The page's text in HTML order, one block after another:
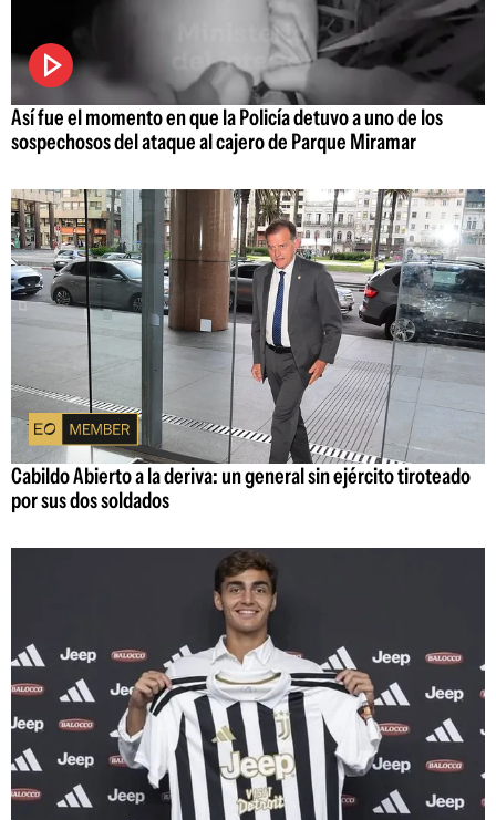
Así fue el momento en que la Policía detuvo a uno de los
sospechosos del ataque al cajero de Parque Miramar
Cabildo Abierto a la deriva: un general sin ejército tiroteado
por sus dos soldados